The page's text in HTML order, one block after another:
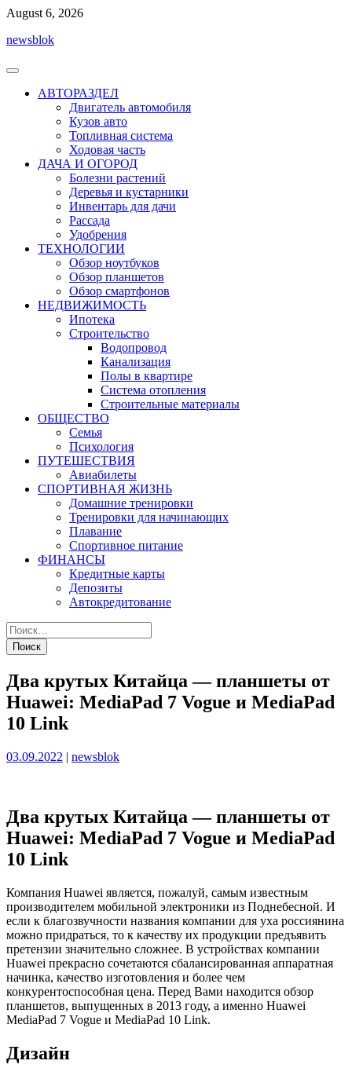
Перейти
содержимому
August 6, 2026
newsblok
АВТОРАЗДЕЛ
Двигатель автомобиля
Кузов авто
Топливная система
Ходовая часть
ДАЧА И ОГОРОД
Болезни растений
Деревья и кустарники
Инвентарь для дачи
Рассада
Удобрения
ТЕХНОЛОГИИ
Обзор ноутбуков
Обзор планшетов
Обзор смартфонов
НЕДВИЖИМОСТЬ
Ипотека
Строительство
Водопровод
Канализация
Полы в квартире
Система отопления
Строительные материалы
ОБЩЕСТВО
Семья
Психология
ПУТЕШЕСТВИЯ
Авиабилеты
СПОРТИВНАЯ ЖИЗНЬ
Домашние тренировки
Тренировки для начинающих
Плавание
Спортивное питание
ФИНАНСЫ
Кредитные карты
Депозиты
Автокредитование
Два крутых Китайца — планшеты от
Huawei: MediaPad 7 Vogue и MediaPad
10 Link
Опубликовано
03.09.2022 | Опубликовано
newsblok
Два крутых Китайца — планшеты от
Huawei: MediaPad 7 Vogue и MediaPad
10 Link
Компания Huawei является, пожалуй, самым известным
производителем мобильной электроники из Поднебесной. И
если к благозвучности названия компании для уха россиянина
можно придраться, то к качеству их продукции предъявить
претензии значительно сложнее. В устройствах компании
Huawei прекрасно сочетаются сбалансированная аппаратная
начинка, качество изготовления и более чем
конкурентоспособная цена. Перед Вами находится обзор
планшетов, выпущенных в 2013 году, а именно Huawei
MediaPad 7 Vogue и MediaPad 10 Link.
Дизайн